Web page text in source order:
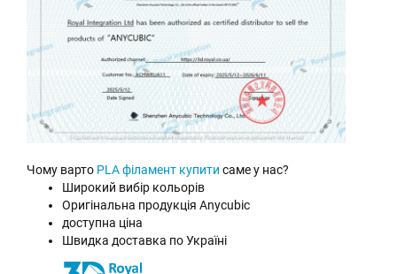
Чому варто PLA філамент купити саме у нас?
Широкий вибір кольорів
Оригінальна продукція Anycubic
доступна ціна
Швидка доставка по Україні